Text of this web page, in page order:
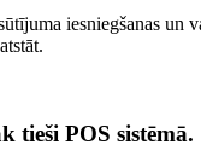
iesniegšanas un
tieši POS sistēmā.